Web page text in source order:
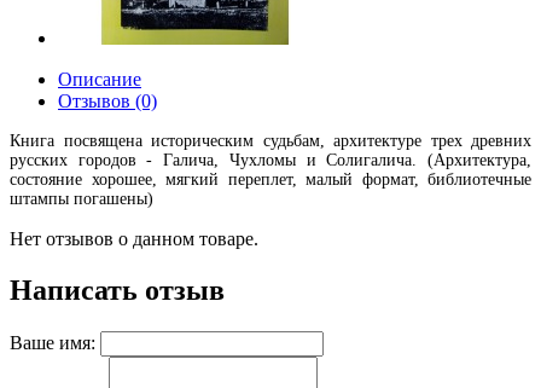
Описание
Отзывов (0)
Книга посвящена историческим судьбам, архитектуре трех древних
русских городов - Галича, Чухломы и Солигалича. (Архитектура,
состояние хорошее, мягкий переплет, малый формат, библиотечные
штампы погашены)
Нет отзывов о данном товаре.
Написать отзыв
Ваше имя: